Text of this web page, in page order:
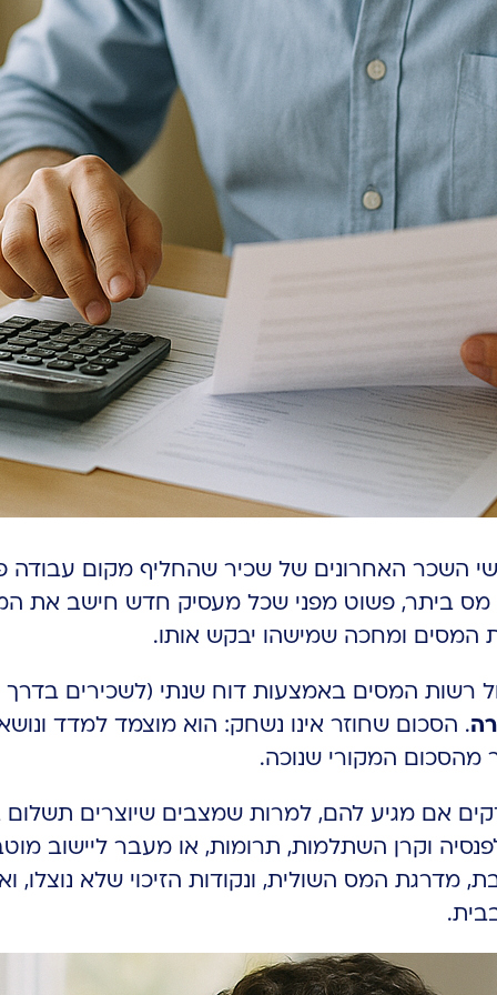
השכר האחרונים של שכיר שהחליף מקום עבודה
המסים ומחכה שמישהו יבקש אותו.
אם מגיע להם, למרות שמצבים שיוצרים תשלום
וקרן השתלמות, תרומות, או מעבר ליישוב
מדרגת המס השולית, ונקודות הזיכוי שלא